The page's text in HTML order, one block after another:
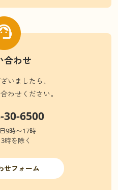
合わせ
いましたら、
わせください。
6500
9時〜17時
時を除く
せフォーム